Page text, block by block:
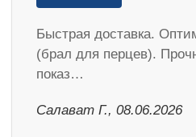
Быстрая доставка.
(брал для перцев).
показ…
Салават Г., 08.06.2026